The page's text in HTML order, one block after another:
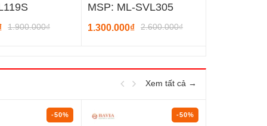
1.900.000₫
MSP: ML-SVL305
1.300.000₫ 2.600.000₫
Xem tất cả →
-50% -50%